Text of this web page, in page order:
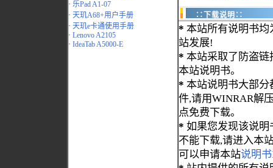
· 乐Pad A1-07
· 天玑A68+用户手册
· 天玑e卡通使用手册
· Lenovo A2105
· IdeaTab A5000-E
∷下载说明∷
* 本站所有说明书均
站发展!
* 本站采取了防盗链
本站说明书。
* 本站说明书大部分
件,请用WINRAR解
点免费下载。
* 如果您发现该说明
不能下载,请进入本
可以申请本站说明